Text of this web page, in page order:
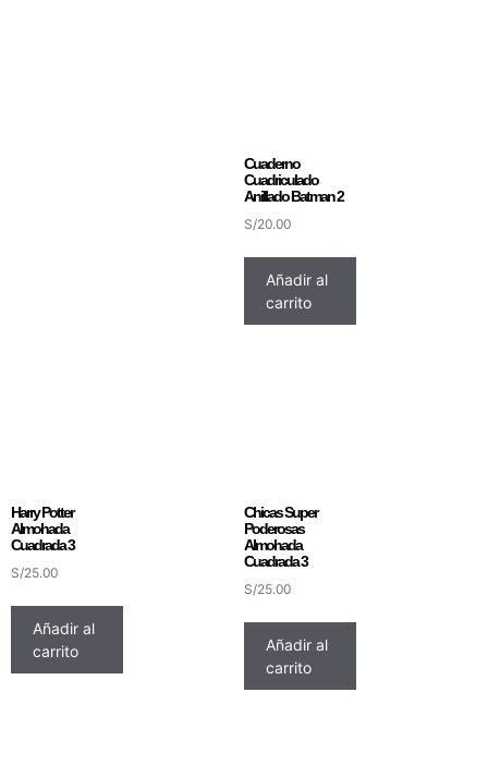
Cuaderno
Cuadriculado
Anillado Batman 2
S/20.00
Añadir al
carrito
Harry Potter
Almohada
Cuadrada 3
S/25.00
Añadir al
carrito
Chicas Super
Poderosas
Almohada
Cuadrada 3
S/25.00
Añadir al
carrito